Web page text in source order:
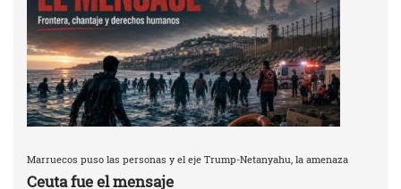
Marruecos puso las personas y el eje Trump-Netanyahu, la amenaza
Ceuta fue el mensaje